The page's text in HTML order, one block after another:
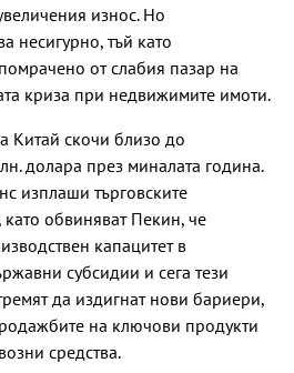
износ. Но
несигурно, тъй като
от слабия пазар на
криза при недвижимите имоти.
Китай скочи близо до
долара през миналата година.
изплаши търговските
като обвиняват Пекин, че
капацитет в
субсидии и сега тези
да издигнат нови бариери,
на ключови продукти
средства.